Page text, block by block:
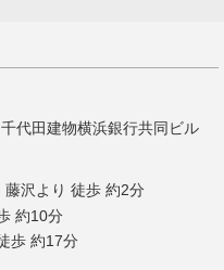
代田建物横浜銀行共同ビル
沢より 徒歩 約2分
約10分
歩 約17分